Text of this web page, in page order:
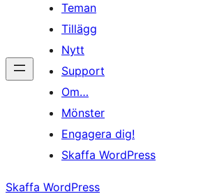
Teman
Tillägg
Nytt
Support
Om…
Mönster
Engagera dig!
Skaffa WordPress
Skaffa WordPress